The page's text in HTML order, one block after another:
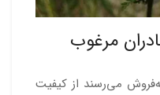
مرغوب
می‌رسند از کیفیت